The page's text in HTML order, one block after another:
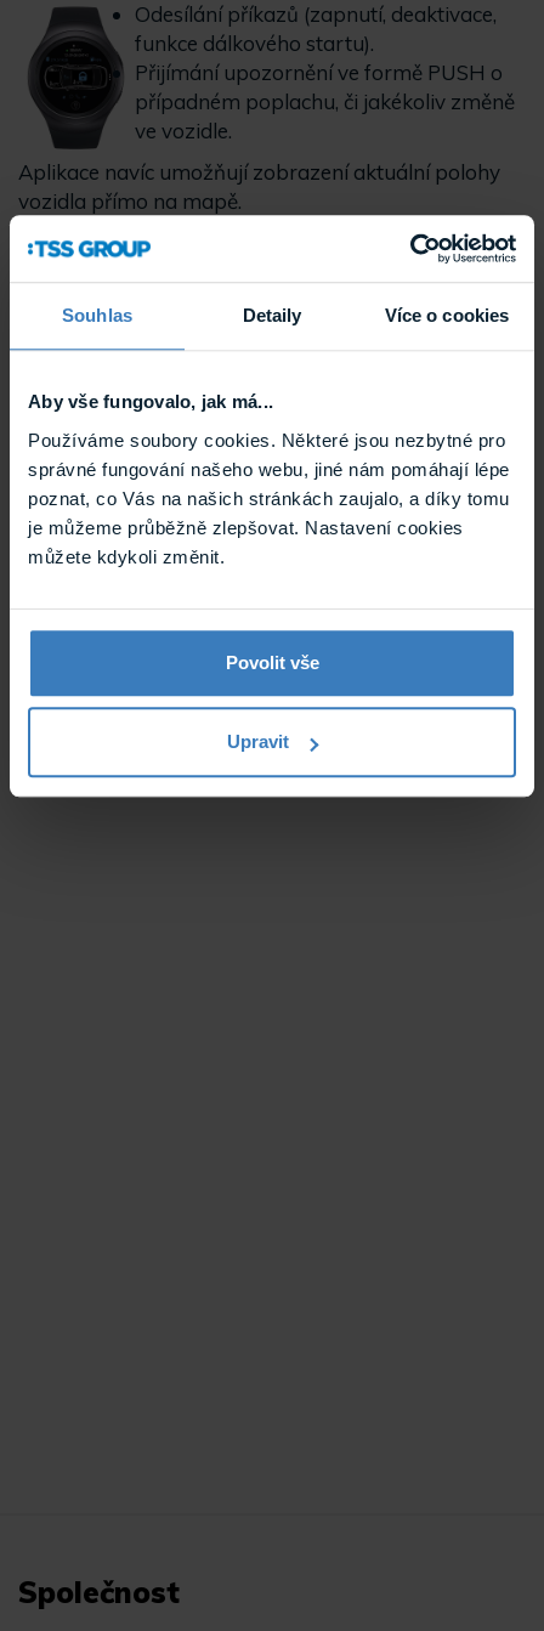
Souhlas Detaily Více o cookies
Aby vše fungovalo, jak má...
Používáme soubory cookies. Některé jsou nezbytné pro
správné fungování našeho webu, jiné nám pomáhají lépe
poznat, co Vás na našich stránkách zaujalo, a díky tomu
je můžeme průběžně zlepšovat. Nastavení cookies
můžete kdykoli změnit.
Povolit vše
Upravit
Odesílání příkazů (zapnutí, deaktivace,
funkce dálkového startu).
Přijímání upozornění ve formě PUSH o
případném poplachu, či jakékoliv změně
ve vozidle.
Aplikace navíc umožňují zobrazení aktuální polohy
vozidla přímo na mapě.
Aplikace Pandora Online je nyní dostupná pro
hodinky Samsung Gear S2 a Gear S3. Aplikace pro
ovládání vašeho auta. A je zcela samostatná a
nezávislá od hlavní aplikace na vašem mobilním
telefonu.
Společnost